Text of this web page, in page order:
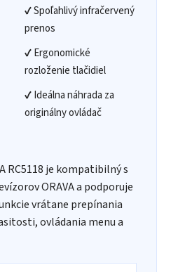
✔ Spoľahlivý infračervený
prenos
✔ Ergonomické
rozloženie tlačidiel
✔ Ideálna náhrada za
originálny ovládač
RC5118 je kompatibilný s
ORAVA a podporuje
vrátane prepínania
ovládania menu a